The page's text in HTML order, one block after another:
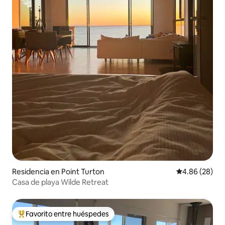
Residencia en Point Turton Calificación
4.86 (28)
Casa de playa Wilde Retreat
De los mejores en Favorito entre huéspedes
Favorito entre huéspedes